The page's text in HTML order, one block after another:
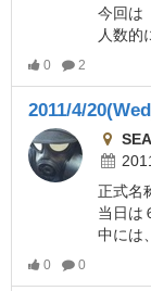
今回は『銀閣争
人数的に
0 2
2011/4/
当日は６０
中には、一
0 0